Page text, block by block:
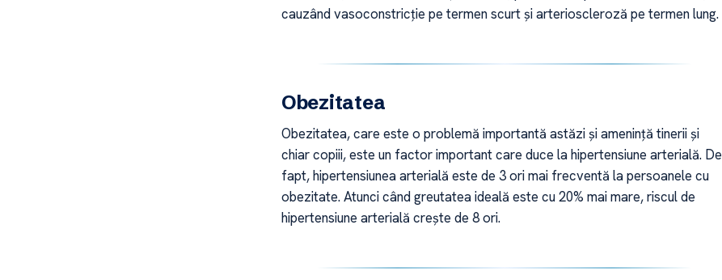
cauzând vasoconstricție pe termen scurt și arterioscleroză pe termen lung.
Obezitatea
Obezitatea, care este o problemă importantă astăzi și amenință tinerii și
chiar copiii, este un factor important care duce la hipertensiune arterială. De
fapt, hipertensiunea arterială este de 3 ori mai frecventă la persoanele cu
obezitate. Atunci când greutatea ideală este cu 20% mai mare, riscul de
hipertensiune arterială crește de 8 ori.